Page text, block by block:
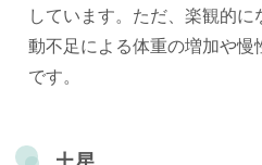
しています。ただ、楽観的
動不足による体重の増加や
です。